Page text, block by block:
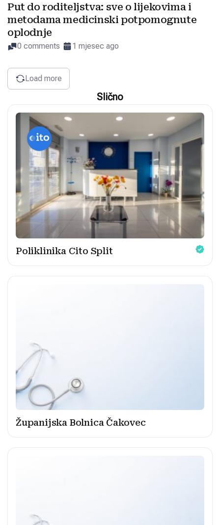
Put do roditeljstva: sve o lijekovima i
metodama medicinski potpomognute
oplodnje
0 comments 1 mjesec ago
Load more
Slično
Poliklinika Cito Split
Županijska Bolnica Čakovec